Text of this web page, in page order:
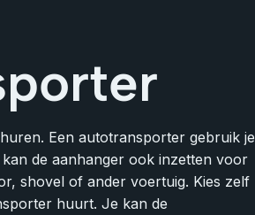
Een autotransporter gebruik je
de aanhanger ook inzetten voor
shovel of ander voertuig. Kies zelf
huurt. Je kan de